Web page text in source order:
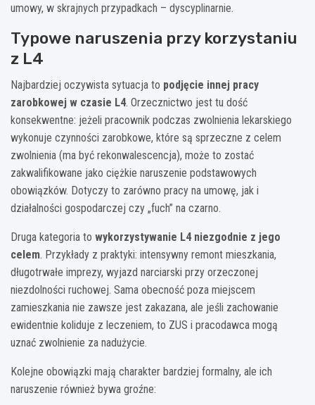
umowy, w skrajnych przypadkach – dyscyplinarnie.
Typowe naruszenia przy korzystaniu
z L4
Najbardziej oczywista sytuacja to podjęcie innej pracy
zarobkowej w czasie L4. Orzecznictwo jest tu dość
konsekwentne: jeżeli pracownik podczas zwolnienia lekarskiego
wykonuje czynności zarobkowe, które są sprzeczne z celem
zwolnienia (ma być rekonwalescencja), może to zostać
zakwalifikowane jako ciężkie naruszenie podstawowych
obowiązków. Dotyczy to zarówno pracy na umowę, jak i
działalności gospodarczej czy „fuch” na czarno.
Druga kategoria to wykorzystywanie L4 niezgodnie z jego
celem. Przykłady z praktyki: intensywny remont mieszkania,
długotrwałe imprezy, wyjazd narciarski przy orzeczonej
niezdolności ruchowej. Sama obecność poza miejscem
zamieszkania nie zawsze jest zakazana, ale jeśli zachowanie
ewidentnie koliduje z leczeniem, to ZUS i pracodawca mogą
uznać zwolnienie za nadużycie.
Kolejne obowiązki mają charakter bardziej formalny, ale ich
naruszenie również bywa groźne: